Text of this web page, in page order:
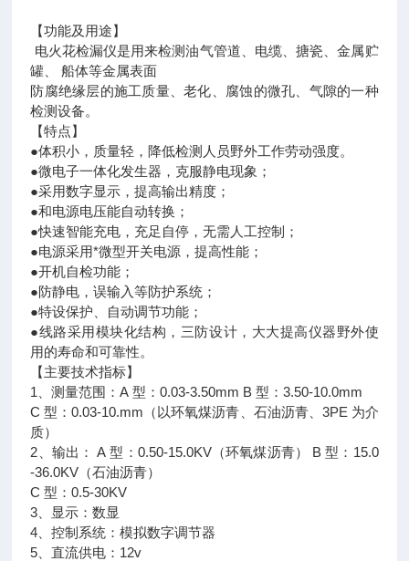
【功能及用途】
电火花检漏仪是用来检测油气管道、电缆、搪瓷、金属贮
罐、 船体等金属表面
防腐绝缘层的施工质量、老化、腐蚀的微孔、气隙的一种
检测设备。
【特点】
●体积小，质量轻，降低检测人员野外工作劳动强度。
●微电子一体化发生器，克服静电现象；
●采用数字显示，提高输出精度；
●和电源电压能自动转换；
●快速智能充电，充足自停，无需人工控制；
●电源采用*微型开关电源，提高性能；
●开机自检功能；
●防静电，误输入等防护系统；
●特设保护、自动调节功能；
●线路采用模块化结构，三防设计，大大提高仪器野外使
用的寿命和可靠性。
【主要技术指标】
1、测量范围：A 型：0.03-3.50mm B 型：3.50-10.0mm
C 型：0.03-10.mm（以环氧煤沥青、石油沥青、3PE 为介
质）
2、输出： A 型：0.50-15.0KV（环氧煤沥青） B 型：15.0
-36.0KV（石油沥青）
C 型：0.5-30KV
3、显示：数显
4、控制系统：模拟数字调节器
5、直流供电：12v